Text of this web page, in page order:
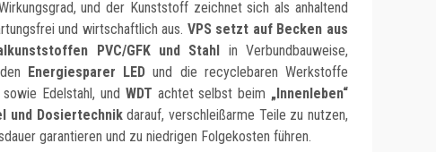
und der Kunststoff zeichnet sich als anhaltend
und wirtschaftlich aus. VPS setzt auf Becken aus
PVC/GFK und Stahl
in Verbundbauweise,
Energiesparer LED und die recyclebaren Werkstoffe
Edelstahl, und WDT achtet selbst beim „Innenleben“
und Dosiertechnikdarauf, verschleißarme Teile zu nutzen,
garantieren und zu niedrigen Folgekosten führen.